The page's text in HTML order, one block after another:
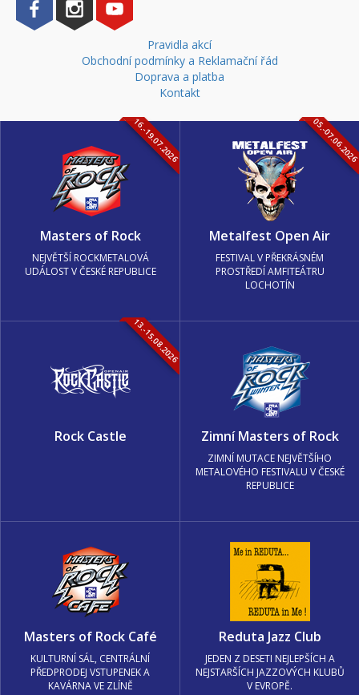
Pravidla akcí
Obchodní podmínky a Reklamační řád
Doprava a platba
Kontakt
16.-19.07.2026
Masters of Rock
NEJVĚTŠÍ ROCKMETALOVÁ
UDÁLOST V ČESKÉ REPUBLICE
05.-
Metalfest Open Air
FESTIVAL V PŘEKRÁSNÉM
PROSTŘEDÍ AMFITEÁTRU
LOCHOTÍN
13.-15.08.2026
Rock Castle Zimní Masters of Rock
ZIMNÍ MUTACE NEJVĚTŠÍHO
METALOVÉHO FESTIVALU V ČESKÉ
REPUBLICE
Masters of Rock Café
KULTURNÍ SÁL, CENTRÁLNÍ
PŘEDPRODEJ VSTUPENEK A
KAVÁRNA VE ZLÍNĚ
Reduta Jazz Club
JEDEN Z DESETI NEJLEPŠÍCH A
NEJSTARŠÍCH JAZZOVÝCH KLUBŮ
V EVROPĚ.